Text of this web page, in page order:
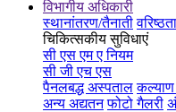
विभागीय अधिकारी
स्थानांतरण/तैनाती
चिकित्सकीय सुविधाएं
सी एस एम ए नियम
सी जी एच एस
पैनलबद्ध अस्पताल
अन्य अद्यतन फोटो गैलरी